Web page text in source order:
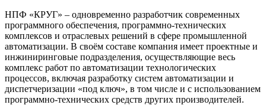
НПФ «КРУГ» – одновременно разработчик современных
программного обеспечения, программно-технических
комплексов и отраслевых решений в сфере промышленной
автоматизации. В своём составе компания имеет проектные и
инжиниринговые подразделения, осуществляющие весь
комплекс работ по автоматизации технологических
процессов, включая разработку систем автоматизации и
диспетчеризации «под ключ», в том числе и с использованием
программно-технических средств других производителей.